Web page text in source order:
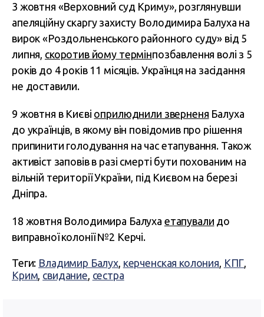
3 жовтня «Верховний суд Криму», розглянувши
апеляційну скаргу захисту Володимира Балуха на
вирок «Роздольненського районного суду» від 5
липня, скоротив йому термінпозбавлення волі з 5
років до 4 років 11 місяців. Українця на засідання
не доставили.
9 жовтня в Києві оприлюднили зверненя Балуха
до українців, в якому він повідомив про рішення
припинити голодування на час етапування. Також
активіст заповів в разі смерті бути похованим на
вільній території України, під Києвом на березі
Дніпра.
18 жовтня Володимира Балуха етапували до
виправної колонії №2 Керчі.
Теги: Владимир Балух, керченская колония, КПГ,
Крим, свидание, сестра